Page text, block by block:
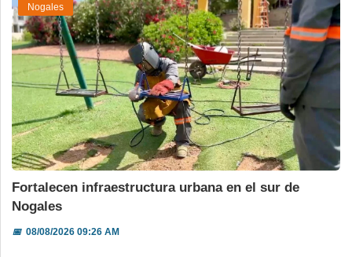
Nogales
Fortalecen infraestructura urbana en el sur de
Nogales
📅08/08/2026 09:26 AM